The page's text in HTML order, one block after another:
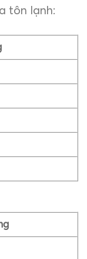
tôn lạnh: